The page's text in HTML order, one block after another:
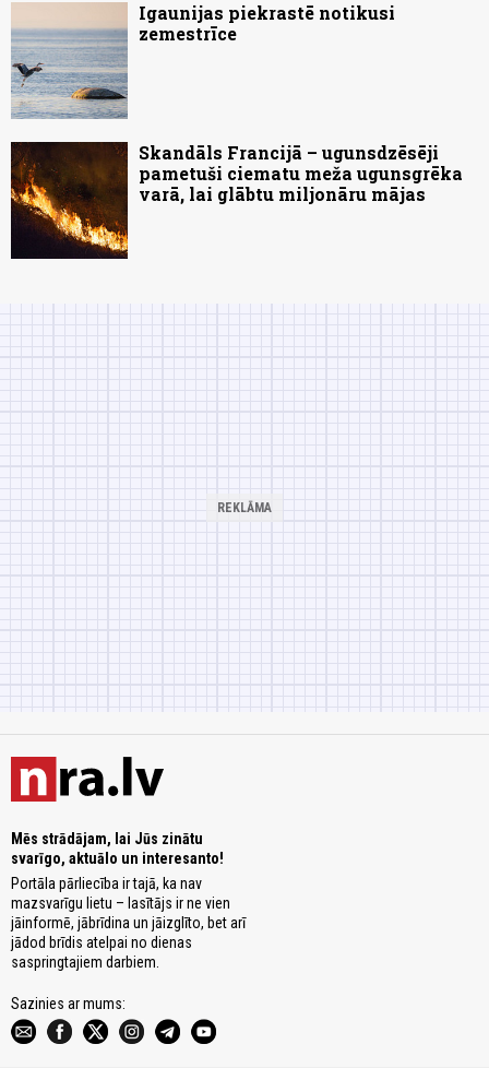
Igaunijas piekrastē notikusi
zemestrīce
Skandāls Francijā – ugunsdzēsēji
pametuši ciematu meža ugunsgrēka
varā, lai glābtu miljonāru mājas
Mēs strādājam, lai Jūs zinātu
svarīgo, aktuālo un interesanto!
Portāla pārliecība ir tajā, ka nav
mazsvarīgu lietu – lasītājs ir ne vien
jāinformē, jābrīdina un jāizglīto, bet arī
jādod brīdis atelpai no dienas
saspringtajiem darbiem.
Sazinies ar mums: